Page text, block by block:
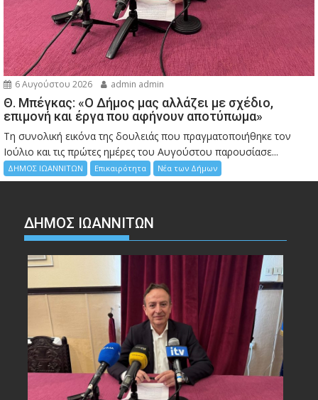
6 Αυγούστου 2026 admin admin
Θ. Μπέγκας: «Ο Δήμος μας αλλάζει με σχέδιο,
επιμονή και έργα που αφήνουν αποτύπωμα»
Τη συνολική εικόνα της δουλειάς που πραγματοποιήθηκε τον
Ιούλιο και τις πρώτες ημέρες του Αυγούστου παρουσίασε...
ΔΗΜΟΣ ΙΩΑΝΝΙΤΩΝ Επικαιρότητα Νέα των Δήμων
ΔΗΜΟΣ ΙΩΑΝΝΙΤΩΝ